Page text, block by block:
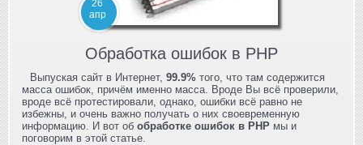
26
апр
Обработка ошибок в PHP
Выпуская сайт в Интернет, 99.9% того, что там содержится
масса ошибок, причём именно масса. Вроде Вы всё проверили,
вроде всё протестировали, однако, ошибки всё равно не
избежны, и очень важно получать о них своевременную
информацию. И вот об обработке ошибок в PHP мы и
поговорим в этой статье.